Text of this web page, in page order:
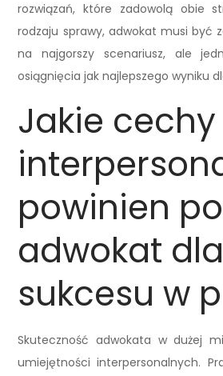
rozwiązań, które zadowolą obie
rodzaju sprawy, adwokat musi być
na najgorszy scenariusz, ale
osiągnięcia jak najlepszego wyniku
Jakie cechy
powinien
adwokat dla
sukcesu w
Skuteczność adwokata w dużej
umiejętności interpersonalnych.